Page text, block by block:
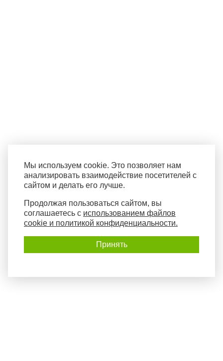
Мы используем cookie. Это позволяет нам
анализировать взаимодействие посетителей с
сайтом и делать его лучше.
Продолжая пользоваться сайтом, вы
соглашаетесь с использованием файлов
cookie и политикой конфиденциальности.
Принять